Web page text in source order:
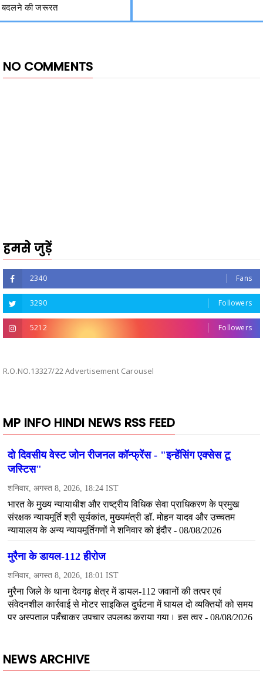
बदलने की जरूरत
NO COMMENTS
हमसे जुड़ें
2340 Fans
3290 Followers
5212 Followers
R.O.NO.13327/22 Advertisement Carousel
MP INFO HINDI NEWS RSS FEED
NEWS ARCHIVE